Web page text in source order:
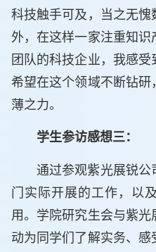
科技触手可及，当之无
外，在这样一家注重知
团队的科技企业，我感受
希望在这个领域不断钻
薄之力。
学生参访感想三：
通过参观紫光展锐公
门实际开展的工作，以
用。学院研究生会与紫
动为同学们了解实务、